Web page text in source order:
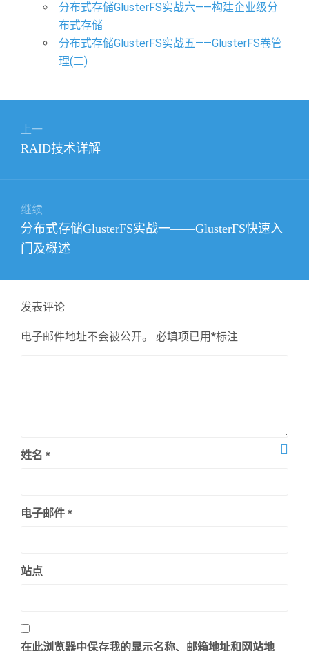
分布式存储GlusterFS实战六——构建企业级分
布式存储
分布式存储GlusterFS实战五——GlusterFS卷管
理(二)
上一
上
章：
RAID技术详解
继续
下
篇
章：
分布式存储GlusterFS实战一——GlusterFS快速入
门及概述
发表评论
电子邮件地址不会被公开。 必填项已用*标注
姓名 *
电子邮件 *
站点
在此浏览器中保存我的显示名称、邮箱地址和网站地